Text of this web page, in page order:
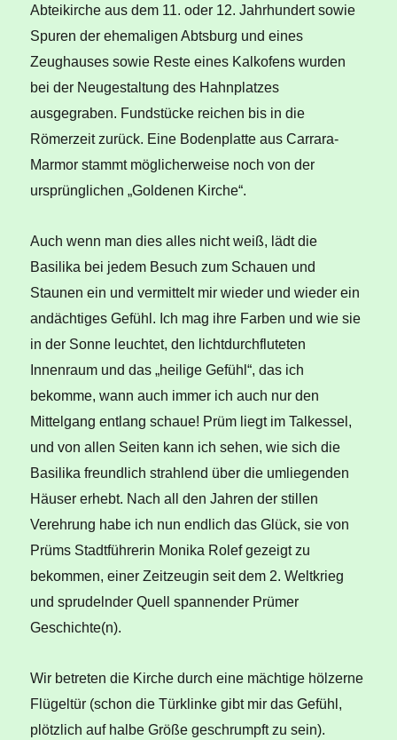
Abteikirche aus dem 11. oder 12. Jahrhundert sowie
Spuren der ehemaligen Abtsburg und eines
Zeughauses sowie Reste eines Kalkofens wurden
bei der Neugestaltung des Hahnplatzes
ausgegraben. Fundstücke reichen bis in die
Römerzeit zurück. Eine Bodenplatte aus Carrara-
Marmor stammt möglicherweise noch von der
ursprünglichen „Goldenen Kirche“.
Auch wenn man dies alles nicht weiß, lädt die
Basilika bei jedem Besuch zum Schauen und
Staunen ein und vermittelt mir wieder und wieder ein
andächtiges Gefühl. Ich mag ihre Farben und wie sie
in der Sonne leuchtet, den lichtdurchfluteten
Innenraum und das „heilige Gefühl“, das ich
bekomme, wann auch immer ich auch nur den
Mittelgang entlang schaue! Prüm liegt im Talkessel,
und von allen Seiten kann ich sehen, wie sich die
Basilika freundlich strahlend über die umliegenden
Häuser erhebt. Nach all den Jahren der stillen
Verehrung habe ich nun endlich das Glück, sie von
Prüms Stadtführerin Monika Rolef gezeigt zu
bekommen, einer Zeitzeugin seit dem 2. Weltkrieg
und sprudelnder Quell spannender Prümer
Geschichte(n).
Wir betreten die Kirche durch eine mächtige hölzerne
Flügeltür (schon die Türklinke gibt mir das Gefühl,
plötzlich auf halbe Größe geschrumpft zu sein).